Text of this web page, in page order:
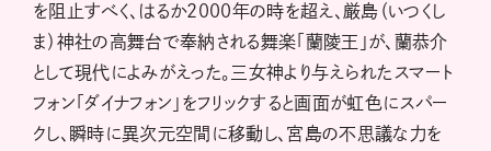
を阻止すべく、はるか2000年の時を超え、厳島（いつくし
ま）神社の高舞台で奉納される舞楽「蘭陵王」が、蘭恭介
として現代によみがえった。三女神より与えられたスマート
フォン「ダイナフォン」をフリックすると画面が虹色にスパー
クし、瞬時に異次元空間に移動し、宮島の不思議な力を